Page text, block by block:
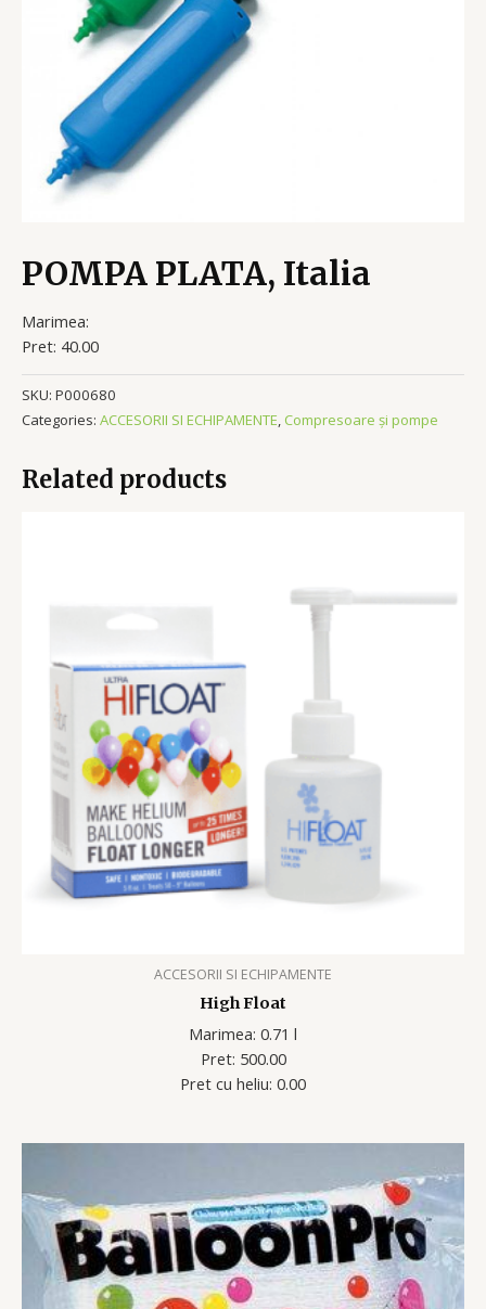
POMPA PLATA, Italia
Marimea:
Pret: 40.00
SKU: P000680
Categories: ACCESORII SI ECHIPAMENTE, Compresoare și pompe
Related products
ACCESORII SI ECHIPAMENTE
High Float
Marimea: 0.71 l
Pret: 500.00
Pret cu heliu: 0.00